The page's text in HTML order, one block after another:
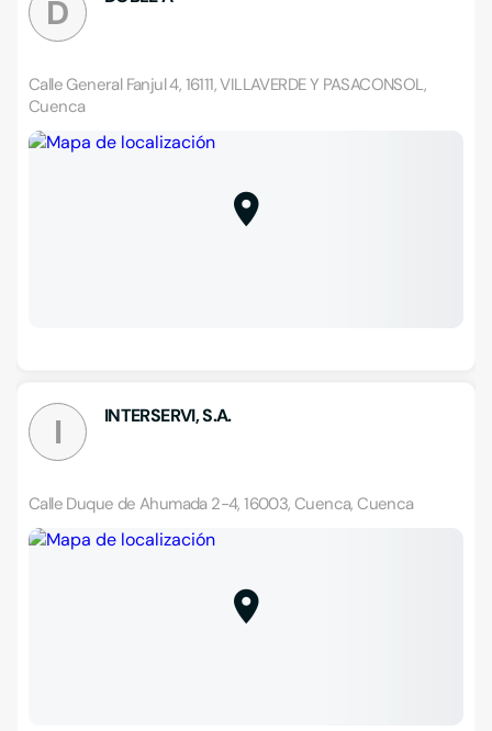
D
Calle General Fanjul 4, 16111, VILLAVERDE Y PASACONSOL,
Cuenca
I INTERSERVI, S.A.
Calle Duque de Ahumada 2-4, 16003, Cuenca, Cuenca